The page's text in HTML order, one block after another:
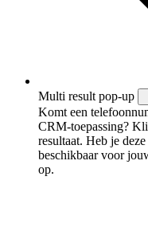
Multi result pop-up
Komt een
CRM-toepassing?
resultaat. Heb je
beschikbaar voor
op.